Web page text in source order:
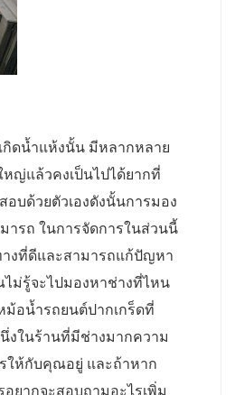
กิดน้ำแห้งนั้น มีหลากหลาย
ญ่แล้วคงเป็นไปได้ยากที่
อบด้วยตัวเองดังนั้นการมอง
ารถ ในการจัดการในส่วนนี้
งที่ดีและสามารถแก้ปัญหา
ม่รู้จะไปมองหาช่างที่ไหน
ม้อน้ำรถยนต์ปากเกร็ดที่
งในร้านที่มีช่างมากความ
ให้กับคุณอยู่ และถ้าหาก
ยากจะสอบถามอะไรเพิ่ม